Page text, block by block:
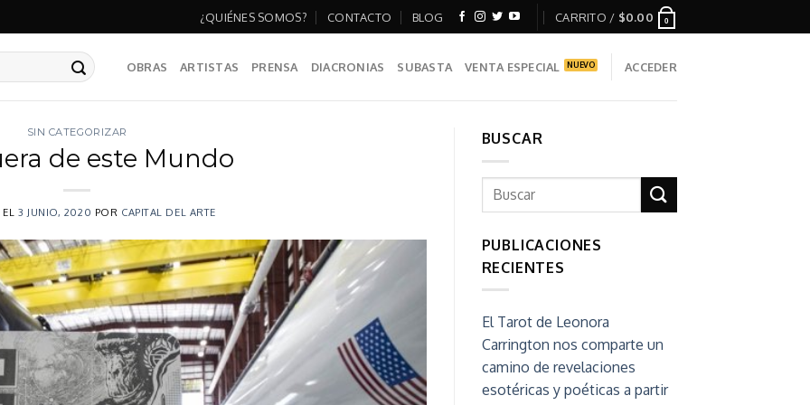
¿QUIÉNES SOMOS? CONTACTO BLOG CARRITO / $0.00 0
OBRAS ARTISTAS PRENSA DIACRONIAS SUBASTA VENTA ESPECIAL ACCEDER
SIN CATEGORIZAR
de este Mundo
3 JUNIO, 2020 POR CAPITAL DEL ARTE
BUSCAR
PUBLICACIONES
RECIENTES
El Tarot de Leonora
Carrington nos comparte un
camino de revelaciones
esotéricas y poéticas a partir